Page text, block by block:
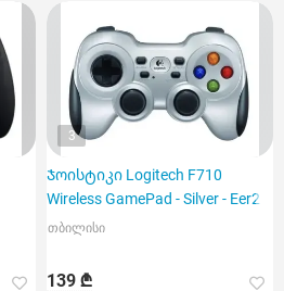
3
Ჯოისტიკი Logitech F710
Wireless GamePad - Silver - Eer2
თბილისი
139 ₾